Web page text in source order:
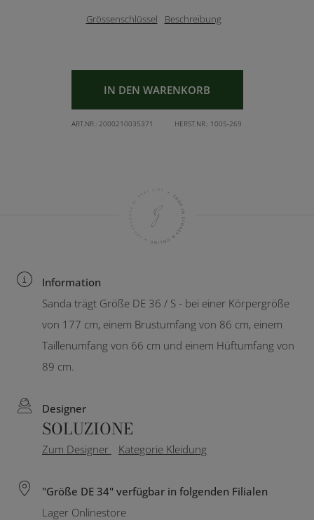
Grössenschlüssel Beschreibung
IN DEN WARENKORB
ART.NR.: 2000210035371 HERST.NR.: 1005-269
Information
Sanda trägt Größe DE 36 / S - bei einer Körpergröße
von 177 cm, einem Brustumfang von 86 cm, einem
Taillenumfang von 66 cm und einem Hüftumfang von
89 cm.
Designer
SOLUZIONE
Zum Designer Kategorie Kleidung
"Größe DE 34" verfügbar in folgenden Filialen
Lager Onlinestore